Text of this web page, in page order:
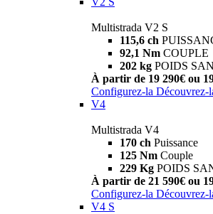
Multistrada V2 S
115,6 ch
92,1 Nm COUPLE
202 kg POIDS
À partir de 19 290€ ou
Configurez-la Découvrez-
V4
Multistrada V4
170 ch Puissance
125 Nm Couple
229 Kg POIDS
À partir de 21 590€ ou
Configurez-la Découvrez-
V4 S